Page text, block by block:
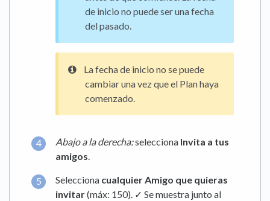
de inicio no puede ser una fecha
del pasado.
La fecha de inicio no se puede
cambiar una vez que el Plan haya
comenzado.
Abajo a la derecha:selecciona Invita a tus
amigos
Selecciona cualquier Amigo que quieras
invitar(máx: 150). ✓ Se muestra junto al